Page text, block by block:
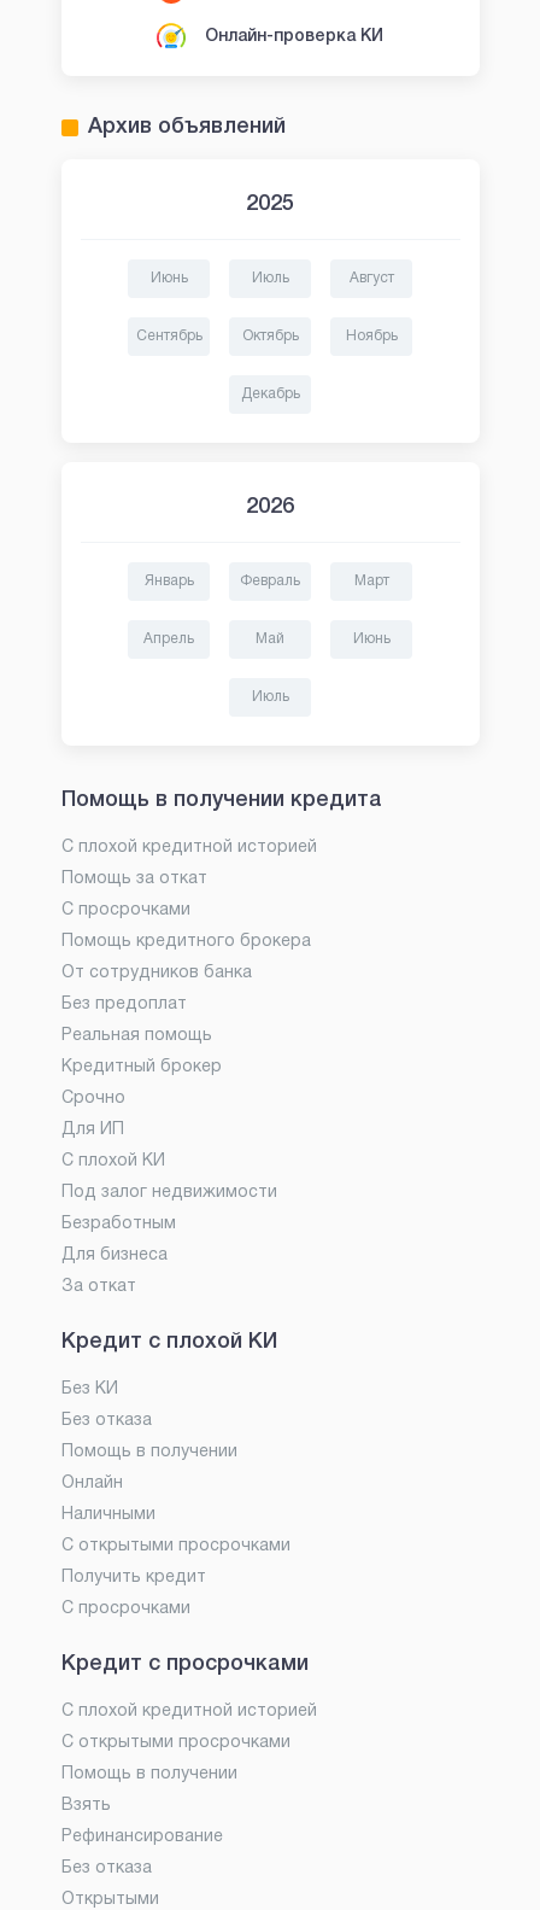
Онлайн-проверка КИ
Архив объявлений
2025
Июнь Июль Август
Сентябрь Октябрь Ноябрь
Декабрь
2026
Январь Февраль Март
Апрель Май Июнь
Июль
Помощь в получении кредита
С плохой кредитной историей
Помощь за откат
С просрочками
Помощь кредитного брокера
От сотрудников банка
Без предоплат
Реальная помощь
Кредитный брокер
Срочно
Для ИП
С плохой КИ
Под залог недвижимости
Безработным
Для бизнеса
За откат
Кредит с плохой КИ
Без КИ
Без отказа
Помощь в получении
Онлайн
Наличными
С открытыми просрочками
Получить кредит
С просрочками
Кредит с просрочками
С плохой кредитной историей
С открытыми просрочками
Помощь в получении
Взять
Рефинансирование
Без отказа
Открытыми